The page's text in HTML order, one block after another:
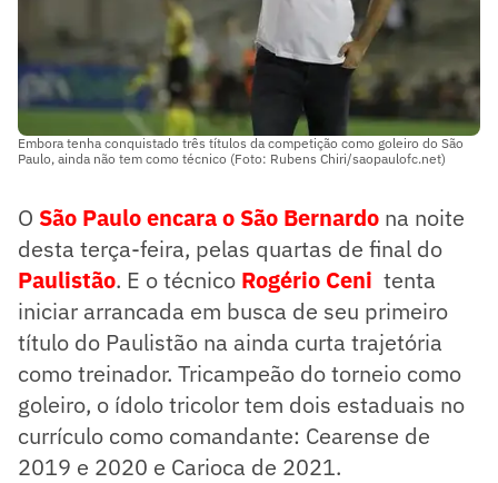
Embora tenha conquistado três títulos da competição como goleiro do São
Paulo, ainda não tem como técnico (Foto: Rubens Chiri/saopaulofc.net)
O São Paulo encara o São Bernardo na noite
desta terça-feira, pelas quartas de final do
Paulistão. E o técnico Rogério Ceni tenta
iniciar arrancada em busca de seu primeiro
título do Paulistão na ainda curta trajetória
como treinador. Tricampeão do torneio como
goleiro, o ídolo tricolor tem dois estaduais no
currículo como comandante: Cearense de
2019 e 2020 e Carioca de 2021.